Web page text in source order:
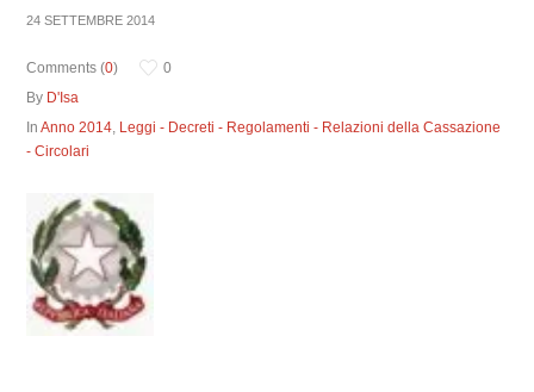
24 SETTEMBRE 2014
Comments (0)
0
By D'Isa
InAnno 2014, Leggi - Decreti - Regolamenti - Relazioni della Cassazione
- Circolari